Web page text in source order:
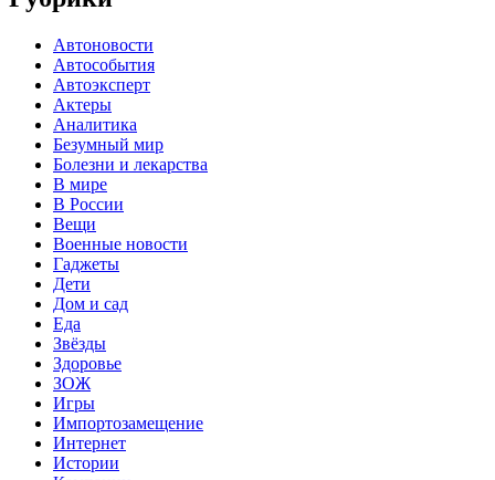
Автоновости
Автособытия
Автоэксперт
Актеры
Аналитика
Безумный мир
Болезни и лекарства
В мире
В России
Вещи
Военные новости
Гаджеты
Дети
Дом и сад
Еда
Звёзды
Здоровье
ЗОЖ
Игры
Импортозамещение
Интернет
Истории